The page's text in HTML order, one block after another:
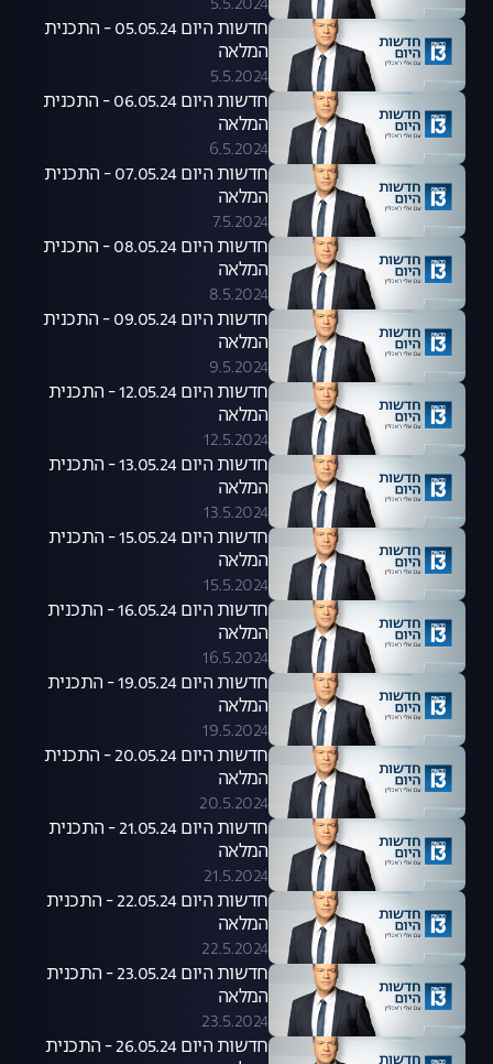
חדשות היום 05.05.24 - התכנית
המלאה
5.5.2024
חדשות היום 06.05.24 - התכנית
המלאה
6.5.2024
חדשות היום 07.05.24 - התכנית
המלאה
7.5.2024
חדשות היום 08.05.24 - התכנית
המלאה
8.5.2024
חדשות היום 09.05.24 - התכנית
המלאה
9.5.2024
חדשות היום 12.05.24 - התכנית
המלאה
12.5.2024
חדשות היום 13.05.24 - התכנית
המלאה
13.5.2024
חדשות היום 15.05.24 - התכנית
המלאה
15.5.2024
חדשות היום 16.05.24 - התכנית
המלאה
16.5.2024
חדשות היום 19.05.24 - התכנית
המלאה
19.5.2024
חדשות היום 20.05.24 - התכנית
המלאה
20.5.2024
חדשות היום 21.05.24 - התכנית
המלאה
21.5.2024
חדשות היום 22.05.24 - התכנית
המלאה
22.5.2024
חדשות היום 23.05.24 - התכנית
המלאה
23.5.2024
חדשות היום 26.05.24 - התכנית